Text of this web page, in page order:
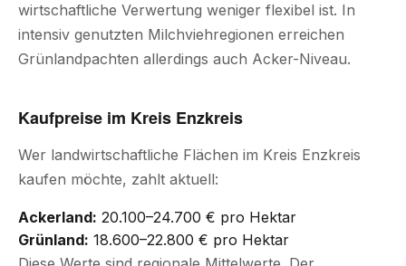
wirtschaftliche Verwertung weniger flexibel ist. In
intensiv genutzten Milchviehregionen erreichen
Grünlandpachten allerdings auch Acker-Niveau.
Kaufpreise im Kreis Enzkreis
Wer landwirtschaftliche Flächen im Kreis Enzkreis
kaufen möchte, zahlt aktuell:
Ackerland: 20.100–24.700 € pro Hektar
Grünland: 18.600–22.800 € pro Hektar